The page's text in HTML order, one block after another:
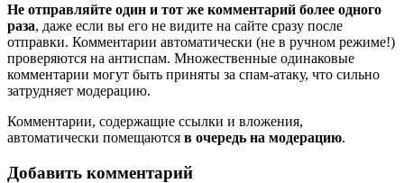
Не отправляйте один и тот же комментарий более одного
раза, даже если вы его не видите на сайте сразу после
отправки. Комментарии автоматически (не в ручном режиме!)
проверяются на антиспам. Множественные одинаковые
комментарии могут быть приняты за спам-атаку, что сильно
затрудняет модерацию.
Комментарии, содержащие ссылки и вложения,
автоматически помещаются в очередь на модерацию.
Добавить комментарий